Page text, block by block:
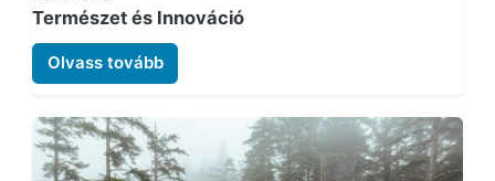
Természet és Innováció
Olvass tovább